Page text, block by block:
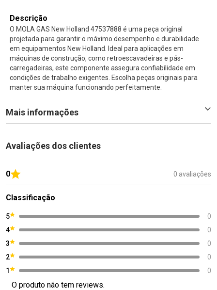
Descrição
O MOLA GAS New Holland 47537888 é uma peça original
projetada para garantir o máximo desempenho e durabilidade
em equipamentos New Holland. Ideal para aplicações em
máquinas de construção, como retroescavadeiras e pás-
carregadeiras, este componente assegura confiabilidade em
condições de trabalho exigentes. Escolha peças originais para
manter sua máquina funcionando perfeitamente.
Mais informações
Avaliações dos clientes
0 0 avaliações
Classificação
5
0
4
0
3
0
2
0
1
0
O produto não tem reviews.